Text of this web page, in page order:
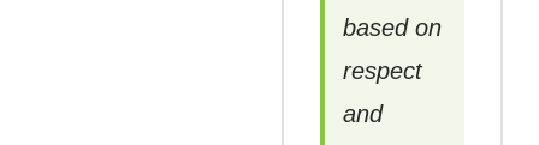
based on
respect
and